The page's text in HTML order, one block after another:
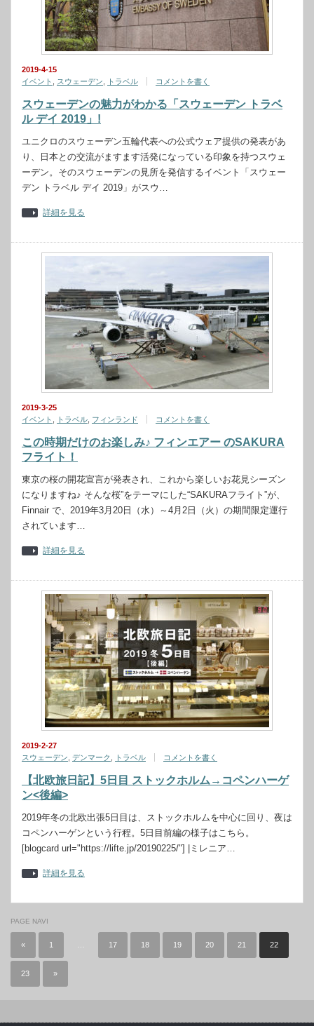
2019-4-15
イベント
スウェーデン トラベル コメントを書く
スウェーデンの魅力がわかる「スウェーデン トラベ
ル デイ 2019」!
ユニクロのスウェーデン五輪代表への公式ウェア提供の発表があ
り、日本との交流がますます活発になっている印象を持つスウェ
ーデン。そのスウェーデンの見所を発信するイベント「スウェー
デン トラベル デイ 2019」がスウ…
詳細を見る
2019-3-25
イベント
トラベル フィンランド コメントを書く
この時期だけのお楽しみ♪ フィンエアー のSAKURA
フライト！
東京の桜の開花宣言が発表され、これから楽しいお花見シーズン
になりますね♪ そんな桜”をテーマにした“SAKURAフライト”が、
Finnair で、2019年3月20日（水）～4月2日（火）の期間限定運行
されています…
詳細を見る
2019-2-27
スウェーデン デンマーク トラベル コメントを書く
【北欧旅日記】5日目 ストックホルム→コペンハーゲ
ン<後編>
2019年冬の北欧出張5日目は、ストックホルムを中心に回り、夜は
コペンハーゲンという行程。5日目前編の様子はこちら。
[blogcard url="https://lifte.jp/20190225/"] |ミレニア…
詳細を見る
PAGE NAVI
« 1 17 18 19 20 21 22
23 »